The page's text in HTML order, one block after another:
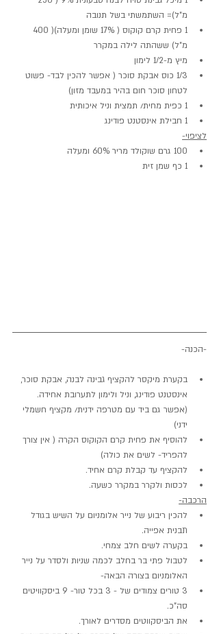
מ"ל)= השתמשתי בשל תנובה
מ"ל) ששהתה לילה במקרר
מיץ מ-1/2 לימון
1/3 כוס אבקת סוכר ( אפשר להכין לבד- פשוט
לטחון סוכר חום בהיר במעבד מזון)
1 כפית מחית/ תמצית וניל איכותית
1 חבילת אינסטנט פודינג
לציפוי-
100 גרם שוקולד מריר 60% ומעלה
1 כף שמן זית
-הכנה-
בקערת מיקסר להקציף גבינה לבנה, אבקת סוכר,
אינסטנט פודינג, וניל ולימון לתערובת אחידה.
(אפשר גם ביד עם מטרפה ידנית/ מקציף חשמלי
ידני)
להוסיף את פחית קרם הקוקוס הקרה ( אין צורך
להפריד- לשים את כולה)
להקציף עד קבלת קרם אחיד.
לכסות ולקרר במקרר כשעה.
הרכבה-
להכין ריבוע של נייר אלומניום על השיש בגודל
תבנית אפייה.
בקערה לשים חלב צמחי.
לטבול פתי בר בחלב לכמה שניות ולסדר על נייר
האלומניום בצורה הבאה-
3 טורים צמודים של - 3 בכל טור- 9 ביסקוויטים
סה"כ.
את הביסקווטים מסדרים לאורך.